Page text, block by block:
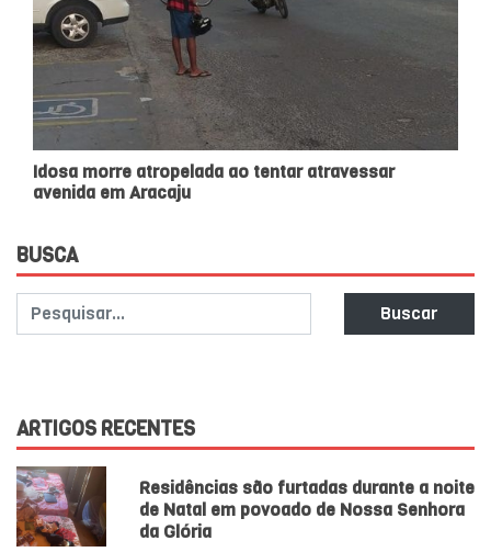
Idosa morre atropelada ao tentar atravessar
avenida em Aracaju
BUSCA
Buscar
ARTIGOS RECENTES
Residências são furtadas durante a noite
de Natal em povoado de Nossa Senhora
da Glória